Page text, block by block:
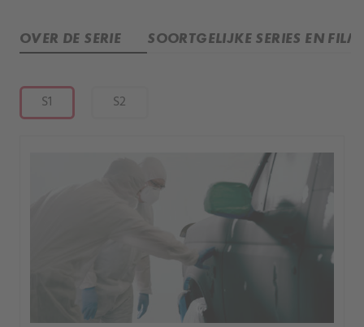
OVER DE SERIE SOORTGELIJKE SERIES EN
S1 S2